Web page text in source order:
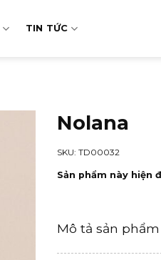
TIN TỨC
Nolana
SKU: TD00032
Sản phẩm này hiện
Mô tả sản phẩm